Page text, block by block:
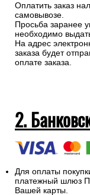
Оплатить заказ
самовывозе.
Просьба заранее
необходимо
На адрес
заказа будет
оплате заказа.
2.
Для оплаты
платежный шлюз
Вашей карты.